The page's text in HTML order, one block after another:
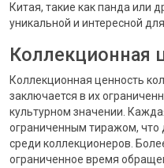
Китая, такие как панда или
уникальной и интересной
Коллекционная
Коллекционная ценность
заключается в их
культурном значении.
ограниченным тиражом, что
среди коллекционеров.
ограниченное время